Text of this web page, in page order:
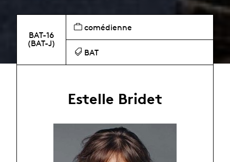
BAT-16
(BAT-J)
comédienne
BAT
Estelle Bridet